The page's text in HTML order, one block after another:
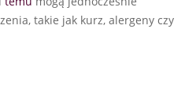
takie jak kurz, alergeny czy